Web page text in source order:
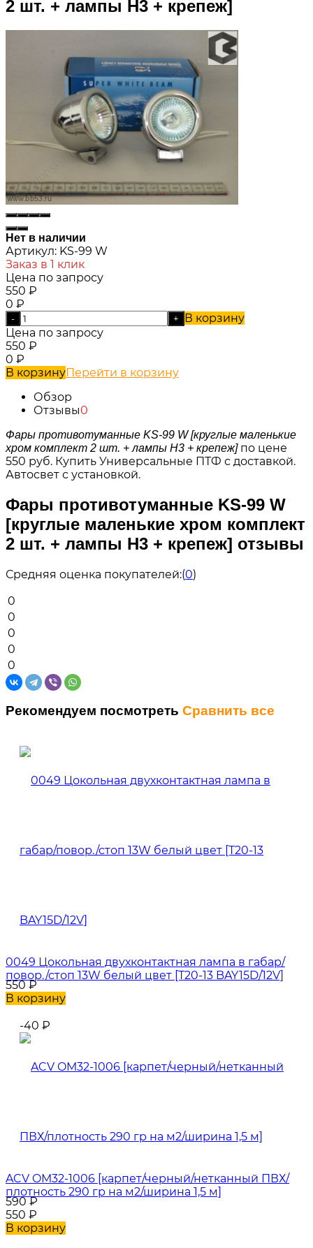
2 шт. + лампы H3 + крепеж]
Нет в наличии
Артикул: KS-99 W
Заказ в 1 клик
Цена по запросу
550 ₽
0 ₽
- +
В корзину
Цена по запросу
550 ₽
0 ₽
В корзинуПерейти в корзину
Обзор
Отзывы0
Фары противотуманные KS-99 W [круглые маленькие
хром комплект 2 шт. + лампы H3 + крепеж]по цене
550 руб. Купить Универсальные ПТФ с доставкой.
Автосвет с установкой.
Фары противотуманные KS-99 W
[круглые маленькие хром комплект
2 шт. + лампы H3 + крепеж] отзывы
Средняя оценка покупателей:(0)
0
0
0
0
0
Рекомендуем посмотреть Сравнить все
0049 Цокольная двухконтактная лампа в габар/
повор./стоп 13W белый цвет [T20-13 BAY15D/12V]
550₽
В корзину
-40 ₽
ACV OM32-1006 [карпет/черный/нетканный ПВХ/
плотность 290 гр на м2/ширина 1,5 м]
590₽
550 ₽
В корзину